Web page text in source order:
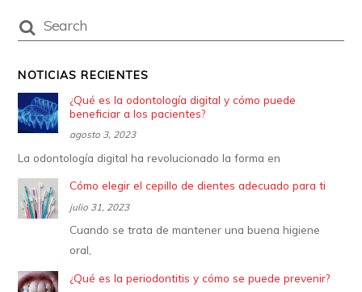
NOTICIAS RECIENTES
¿Qué es la odontología digital y cómo puede
beneficiar a los pacientes?
agosto 3, 2023
La odontología digital ha revolucionado la forma en
Cómo elegir el cepillo de dientes adecuado para ti
julio 31, 2023
Cuando se trata de mantener una buena higiene
oral,
¿Qué es la periodontitis y cómo se puede prevenir?